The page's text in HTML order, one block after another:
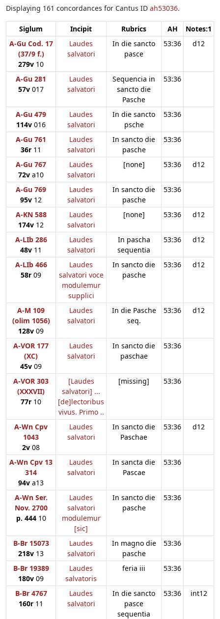
Displaying 161 concordances for Cantus ID ah53036.
Siglum Incipit Rubrics AH Notes:1
A-Gu Cod. 17
(37/9 f.)
279v 10
Laudes
salvatori
In die sancto
pasce
53:36 d12
A-Gu 281
57v 017
Laudes
salvatori
Sequencia in
sancto die
Pasche
53:36
A-Gu 479
114v 016
Laudes
salvatori
In die sancto
psche
53:36
A-Gu 761
36r 11
Laudes
salvatori
In sancto die
pasche
53:36
A-Gu 767
72v a10
Laudes
salvatori
[none] 53:36 d12
A-Gu 769
95v 12
Laudes
salvatori
In sancto die
pasche
53:36
A-KN 588
174v 12
Laudes
salvatori
[none] 53:36 d12
A-LIb 286
48v 11
Laudes
salvatori
In pascha
sequentia
53:36 d12
A-LIb 466
58r 09
Laudes
salvatori voce
modulemur
supplici
In sancto die
pasche
53:36 d12
A-M 109
(olim 1056)
128v 09
Laudes
salvatori
In die Pasche
seq.
53:36 d12
A-VOR 177
(XC)
45v 09
Laudes
salvatori
In sancto die
paschae
53:36
A-VOR 303
(XXXVII)
77r 10
[Laudes
salvatori] ...
[de]lectoribus
vivus. Primo ..
[missing] 53:36
A-Wn Cpv
1043
2v 08
Laudes
salvatori
In sancto die
Paschae
53:36 d12
A-Wn Cpv 13
314
94v a13
Laudes
salvatori
In sancta die
Pascae
53:36
A-Wn Ser.
Nov. 2700
p. 44410
Laudes
salvatori
modulemur
[sic]
In sancto die
pasche
53:36
B-Br 15073
218v 13
Laudes
salvatori
In magno die
pasche
53:36
B-Br 19389
180v 09
Laudes
salvatoris
feria iii 53:36
B-Br 4767
160r 11
Laudes
salvatori
In die sancto
pasce
sequentia
53:36 int12